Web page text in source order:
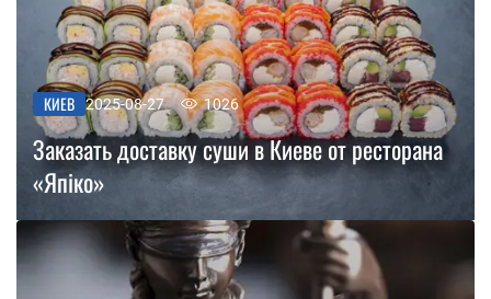
КИЕВ 2025-08-27 1026
Заказать доставку суши в Киеве от ресторана
«Япіко»